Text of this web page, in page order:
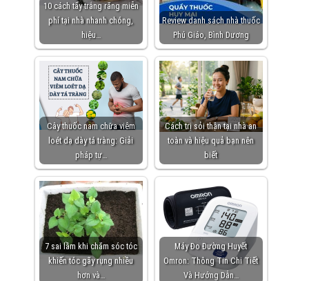
10 cách tẩy trắng răng miễn
phí tại nhà nhanh chóng,
hiệu…
Review danh sách nhà thuốc
Phú Giáo, Bình Dương
Cây thuốc nam chữa viêm
loét dạ dày tá tràng: Giải
pháp tự…
Cách trị sỏi thận tại nhà an
toàn và hiệu quả bạn nên
biết
7 sai lầm khi chăm sóc tóc
khiến tóc gãy rụng nhiều
hơn và…
Máy Đo Đường Huyết
Omron: Thông Tin Chi Tiết
Và Hướng Dẫn…